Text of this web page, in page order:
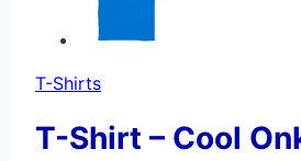
T-Shirts
T-Shirt – Cool